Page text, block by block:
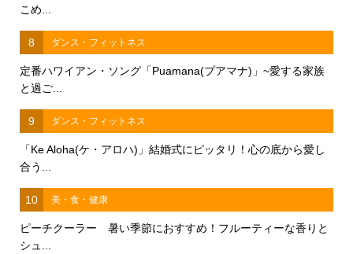
こめ...
8 ダンス・フィットネス
定番ハワイアン・ソング「Puamana(プアマナ)」~愛する家族
と過ご...
9 ダンス・フィットネス
「Ke Aloha(ケ・アロハ)」結婚式にピッタリ！心の底から愛し
合う...
10 美・食・健康
ピーチクーラー 暑い季節におすすめ！フルーティーな香りと
シュ...